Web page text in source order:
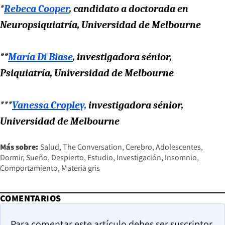
*Rebeca Cooper, candidato a doctorada en
Neuropsiquiatría, Universidad de Melbourne
**María Di Biase, investigadora sénior,
Psiquiatría, Universidad de Melbourne
***Vanessa Cropley, investigadora sénior,
Universidad de Melbourne
Más sobre: Salud The Conversation Cerebro Adolescentes
Dormir Sueño Despierto Estudio Investigación Insomnio
Comportamiento Materia gris
COMENTARIOS